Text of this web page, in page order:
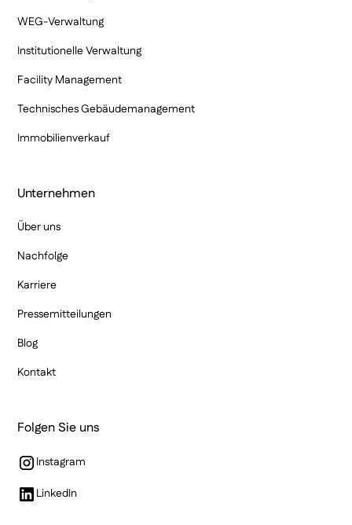
WEG-Verwaltung
Institutionelle Verwaltung
Facility Management
Technisches Gebäudemanagement
Immobilienverkauf
Unternehmen
Über uns
Nachfolge
Karriere
Pressemitteilungen
Blog
Kontakt
Folgen Sie uns
Instagram
(öffnet in neuem Fenster)
LinkedIn
(öffnet in neuem Fenster)